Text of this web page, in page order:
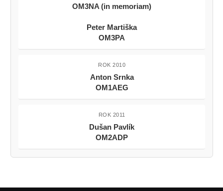
OM3NA (in memoriam)
Peter Martiška
OM3PA
ROK 2010
Anton Srnka
OM1AEG
ROK 2011
Dušan Pavlík
OM2ADP